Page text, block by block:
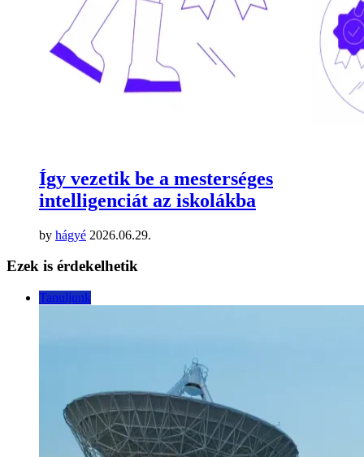
Így vezetik be a mesterséges
intelligenciát az iskolákba
by hágyé 2026.06.29.
Ezek is érdekelhetik
Tanuljunk